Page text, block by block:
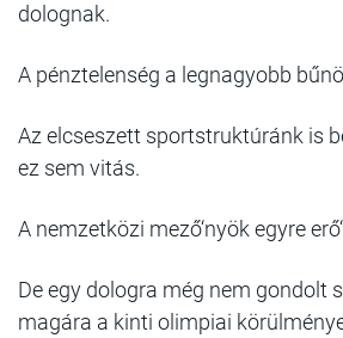
dolognak.
A pénztelenség a legnagyobb
Az elcseszett sportstruktúránk is
ez sem vitás.
A nemzetközi mező‘nyök egyre
De egy dologra még nem gondolt
magára a kinti olimpiai